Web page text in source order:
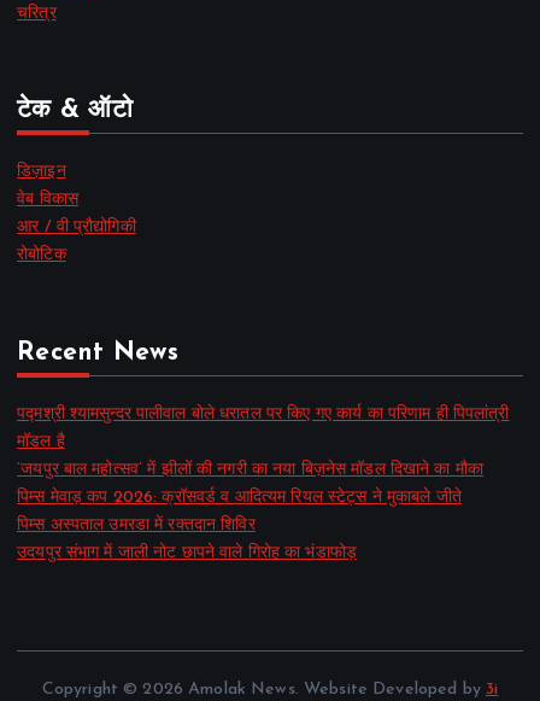
चरित्र
टेक & ऑटो
डिज़ाइन
वेब विकास
आर / वी प्रौद्योगिकी
रोबोटिक
Recent News
पद्मश्री श्यामसुन्दर पालीवाल बोले धरातल पर किए गए कार्य का परिणाम ही पिपलांत्री
मॉडल है
‘जयपुर बाल महोत्सव’ में झीलों की नगरी का नया बिज़नेस मॉडल दिखाने का मौका
पिम्स मेवाड़ कप 2026: क्रॉसवर्ड व आदित्यम रियल स्टेट्स ने मुकाबले जीते
पिम्स अस्पताल उमरडा में रक्तदान शिविर
उदयपुर संभाग में जाली नोट छापने वाले गिरोह का भंडाफोड़
Copyright © 2026 Amolak News. Website Developed by 3i